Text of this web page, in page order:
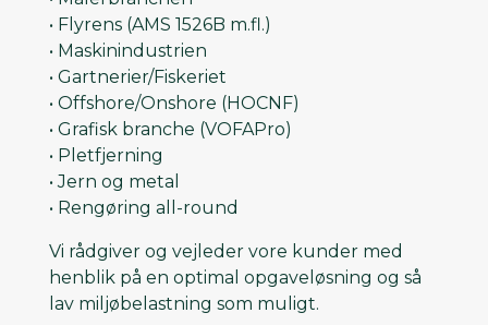
• Flyrens (AMS 1526B m.fl.)
• Maskinindustrien
• Gartnerier/Fiskeriet
• Offshore/Onshore (HOCNF)
• Grafisk branche (VOFAPro)
• Pletfjerning
• Jern og metal
• Rengøring all-round
Vi rådgiver og vejleder vore kunder med
henblik på en optimal opgaveløsning og så
lav miljøbelastning som muligt.